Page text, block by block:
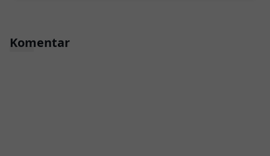
Komentar